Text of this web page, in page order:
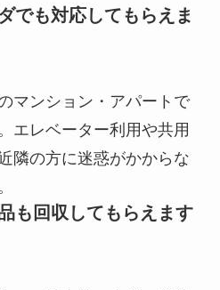
でも対応してもらえま
マンション・アパートで
エレベーター利用や共用
隣の方に迷惑がかからな
も回収してもらえます